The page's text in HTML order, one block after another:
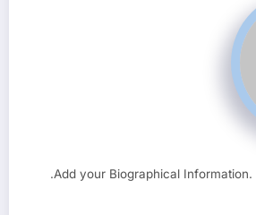
Add your Biographical Information.